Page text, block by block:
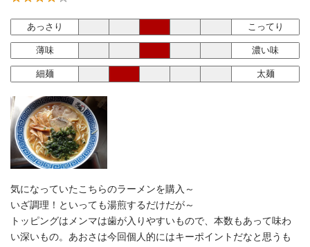
あっさり こってり
薄味 濃い味
細麺 太麺
気になっていたこちらのラーメンを購入～
いざ調理！といっても湯煎するだけだが～
トッピングはメンマは歯が入りやすいもので、本数もあって味わ
い深いもの。あおさは今回個人的にはキーポイントだなと思うも